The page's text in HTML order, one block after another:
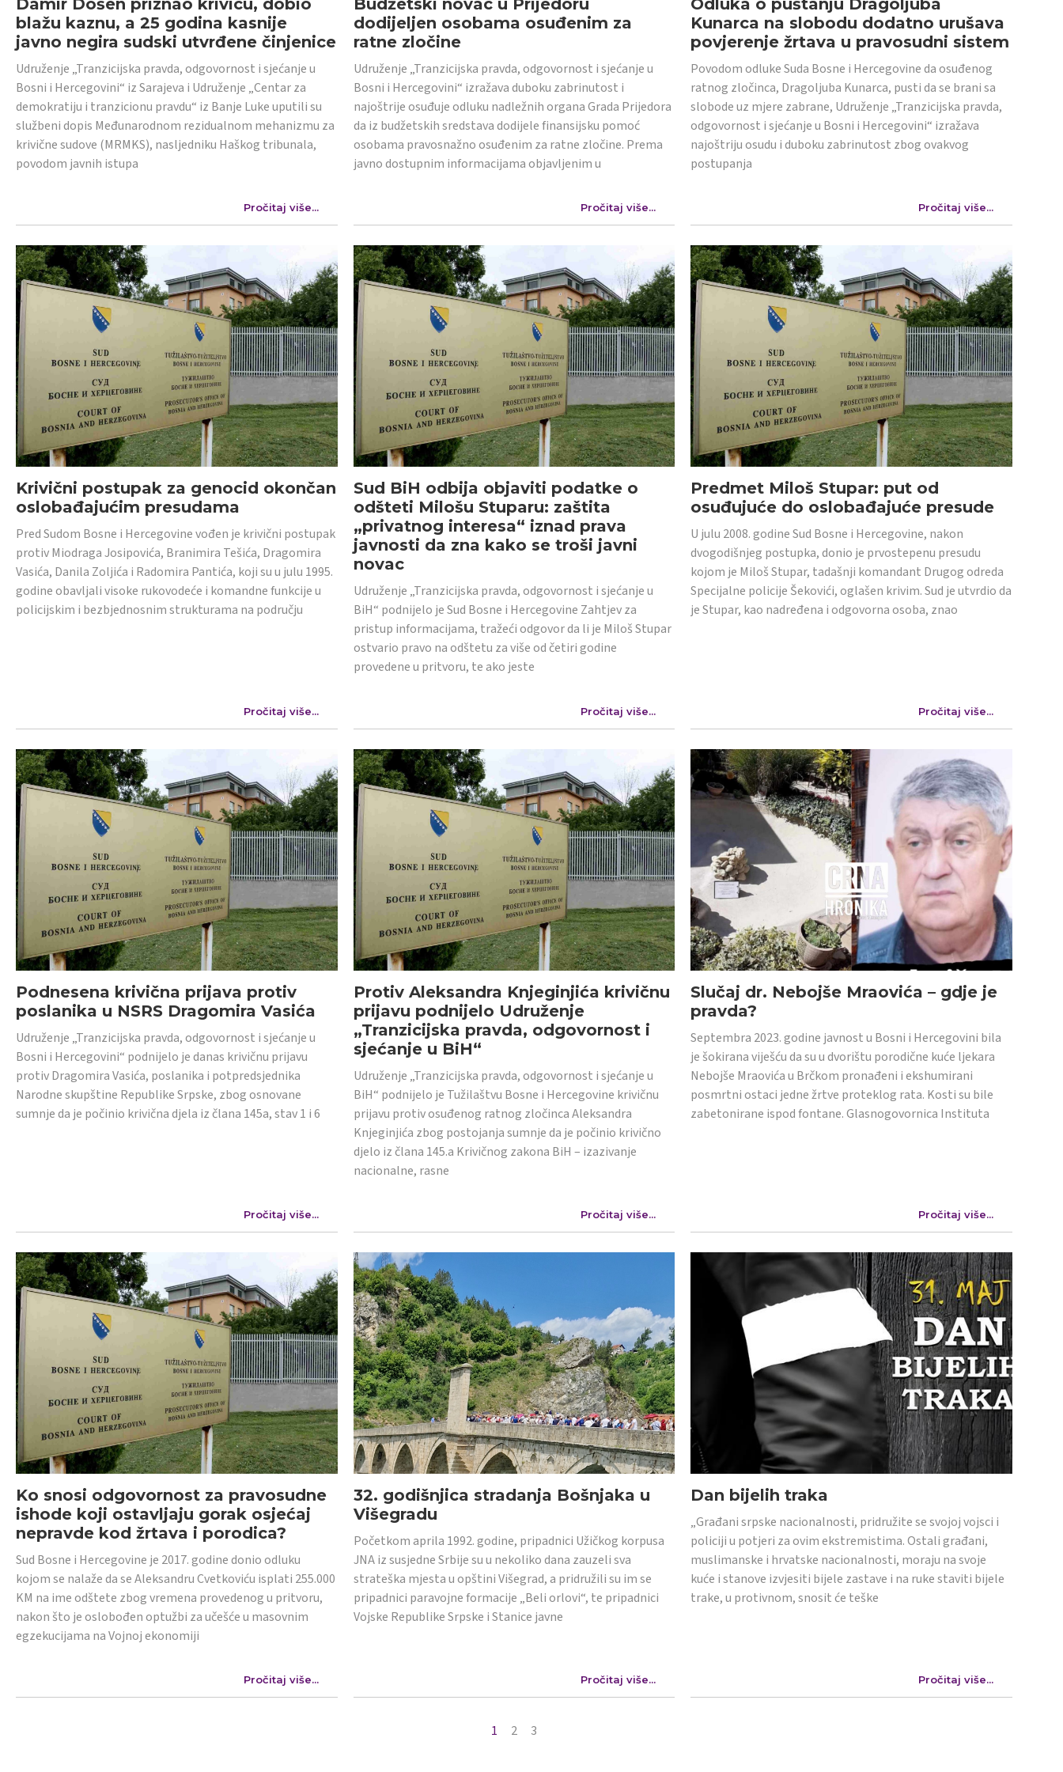
blažu kaznu, a 25 godina kasnije
javno negira sudski utvrđene činjenice
Udruženje „Tranzicijska pravda, odgovornost i sjećanje u
Bosni i Hercegovini“ iz Sarajeva i Udruženje „Centar za
demokratiju i tranzicionu pravdu“ iz Banje Luke uputili su
službeni dopis Međunarodnom rezidualnom mehanizmu za
krivične sudove (MRMKS), nasljedniku Haškog tribunala,
povodom javnih istupa
Pročitaj više...
dodijeljen osobama osuđenim za
ratne zločine
Udruženje „Tranzicijska pravda, odgovornost i sjećanje u
Bosni i Hercegovini“ izražava duboku zabrinutost i
najoštrije osuđuje odluku nadležnih organa Grada Prijedora
da iz budžetskih sredstava dodijele finansijsku pomoć
osobama pravosnažno osuđenim za ratne zločine. Prema
javno dostupnim informacijama objavljenim u
Pročitaj više...
Kunarca na slobodu dodatno urušava
povjerenje žrtava u pravosudni sistem
Povodom odluke Suda Bosne i Hercegovine da osuđenog
ratnog zločinca, Dragoljuba Kunarca, pusti da se brani sa
slobode uz mjere zabrane, Udruženje „Tranzicijska pravda,
odgovornost i sjećanje u Bosni i Hercegovini“ izražava
najoštriju osudu i duboku zabrinutost zbog ovakvog
postupanja
Pročitaj više...
Krivični postupak za genocid okončan
oslobađajućim presudama
Pred Sudom Bosne i Hercegovine vođen je krivični postupak
protiv Miodraga Josipovića, Branimira Tešića, Dragomira
Vasića, Danila Zoljića i Radomira Pantića, koji su u julu 1995.
godine obavljali visoke rukovodeće i komandne funkcije u
policijskim i bezbjednosnim strukturama na području
Pročitaj više...
Sud BiH odbija objaviti podatke o
odšteti Milošu Stuparu: zaštita
„privatnog interesa“ iznad prava
javnosti da zna kako se troši javni
novac
Udruženje „Tranzicijska pravda, odgovornost i sjećanje u
BiH“ podnijelo je Sud Bosne i Hercegovine Zahtjev za
pristup informacijama, tražeći odgovor da li je Miloš Stupar
ostvario pravo na odštetu za više od četiri godine
provedene u pritvoru, te ako jeste
Pročitaj više...
Predmet Miloš Stupar: put od
osuđujuće do oslobađajuće presude
U julu 2008. godine Sud Bosne i Hercegovine, nakon
dvogodišnjeg postupka, donio je prvostepenu presudu
kojom je Miloš Stupar, tadašnji komandant Drugog odreda
Specijalne policije Šekovići, oglašen krivim. Sud je utvrdio da
je Stupar, kao nadređena i odgovorna osoba, znao
Pročitaj više...
Podnesena krivična prijava protiv
poslanika u NSRS Dragomira Vasića
Udruženje „Tranzicijska pravda, odgovornost i sjećanje u
Bosni i Hercegovini“ podnijelo je danas krivičnu prijavu
protiv Dragomira Vasića, poslanika i potpredsjednika
Narodne skupštine Republike Srpske, zbog osnovane
sumnje da je počinio krivična djela iz člana 145a, stav 1 i 6
Pročitaj više...
Protiv Aleksandra Knjeginjića krivičnu
prijavu podnijelo Udruženje
„Tranzicijska pravda, odgovornost i
sjećanje u BiH“
Udruženje „Tranzicijska pravda, odgovornost i sjećanje u
BiH“ podnijelo je Tužilaštvu Bosne i Hercegovine krivičnu
prijavu protiv osuđenog ratnog zločinca Aleksandra
Knjeginjića zbog postojanja sumnje da je počinio krivično
djelo iz člana 145.a Krivičnog zakona BiH – izazivanje
nacionalne, rasne
Pročitaj više...
Slučaj dr. Nebojše Mraovića – gdje je
pravda?
Septembra 2023. godine javnost u Bosni i Hercegovini bila
je šokirana viješću da su u dvorištu porodične kuće ljekara
Nebojše Mraovića u Brčkom pronađeni i ekshumirani
posmrtni ostaci jedne žrtve proteklog rata. Kosti su bile
zabetonirane ispod fontane. Glasnogovornica Instituta
Pročitaj više...
Ko snosi odgovornost za pravosudne
ishode koji ostavljaju gorak osjećaj
nepravde kod žrtava i porodica?
Sud Bosne i Hercegovine je 2017. godine donio odluku
kojom se nalaže da se Aleksandru Cvetkoviću isplati 255.000
KM na ime odštete zbog vremena provedenog u pritvoru,
nakon što je oslobođen optužbi za učešće u masovnim
egzekucijama na Vojnoj ekonomiji
Pročitaj više...
32. godišnjica stradanja Bošnjaka u
Višegradu
Početkom aprila 1992. godine, pripadnici Užičkog korpusa
JNA iz susjedne Srbije su u nekoliko dana zauzeli sva
strateška mjesta u opštini Višegrad, a pridružili su im se
pripadnici paravojne formacije „Beli orlovi“, te pripadnici
Vojske Republike Srpske i Stanice javne
Pročitaj više...
Dan bijelih traka
„Građani srpske nacionalnosti, pridružite se svojoj vojsci i
policiji u potjeri za ovim ekstremistima. Ostali građani,
muslimanske i hrvatske nacionalnosti, moraju na svoje
kuće i stanove izvjesiti bijele zastave i na ruke staviti bijele
trake, u protivnom, snosit će teške
Pročitaj više...
1 2 3